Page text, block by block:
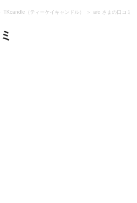
TKcandle（ティーケイキャンドル） are さまの口コミ